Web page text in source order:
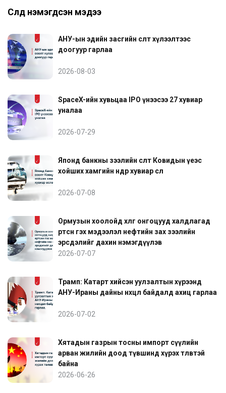
Сүүлд нэмэгдсэн мэдээ
АНУ-ын эдийн засгийн өсөлт хүлээлтээс
доогуур гарлаа
2026-08-03
SpaceX-ийн хувьцаа IPO үнээсээ 27 хувиар
уналаа
2026-07-29
Японд банкны зээлийн өсөлт Ковидын үеэс
хойших хамгийн өндөр хувиар өслөө
2026-07-08
Ормузын хоолойд хөлөг онгоцууд халдлагад
өртсөн гэх мэдээлэл нефтийн зах зээлийн
эрсдэлийг дахин нэмэгдүүлэв
2026-07-07
Трамп: Катарт хийсэн уулзалтын хүрээнд
АНУ-Ираны дайны нөхцөл байдалд ахиц гарлаа
2026-07-02
Хятадын газрын тосны импорт сүүлийн
арван жилийн доод түвшинд хүрэх төлөвтэй
байна
2026-06-26